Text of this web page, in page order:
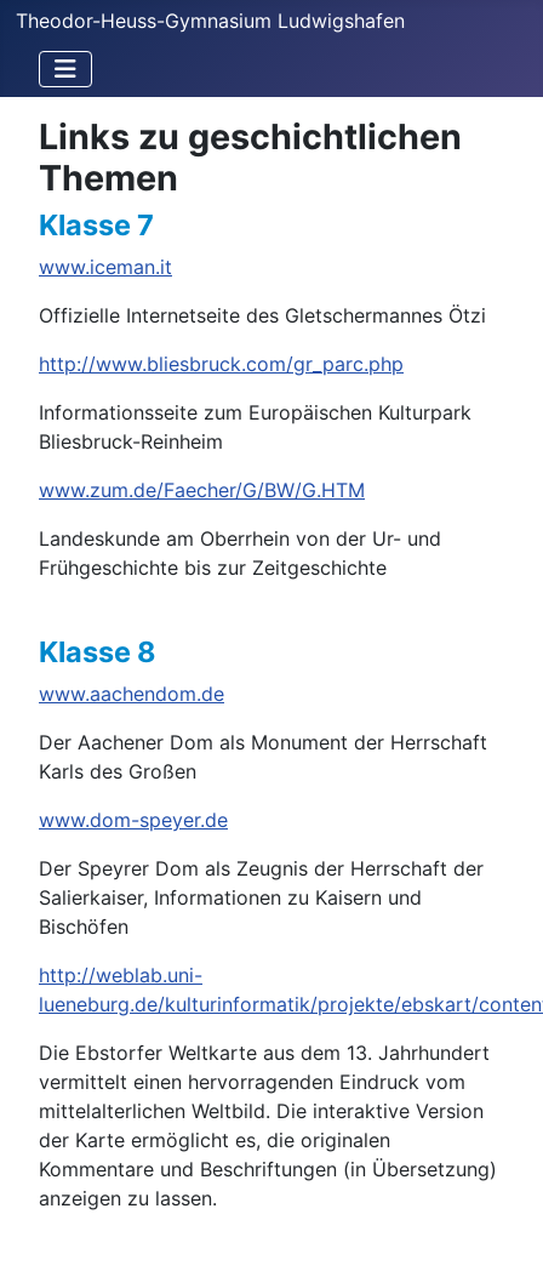
Theodor-Heuss-Gymnasium Ludwigshafen
Links zu geschichtlichen
Themen
Klasse 7
www.iceman.it
Offizielle Internetseite des Gletschermannes Ötzi
http://www.bliesbruck.com/gr_parc.php
Informationsseite zum Europäischen Kulturpark
Bliesbruck-Reinheim
www.zum.de/Faecher/G/BW/G.HTM
Landeskunde am Oberrhein von der Ur- und
Frühgeschichte bis zur Zeitgeschichte
Klasse 8
www.aachendom.de
Der Aachener Dom als Monument der Herrschaft
Karls des Großen
www.dom-speyer.de
Der Speyrer Dom als Zeugnis der Herrschaft der
Salierkaiser, Informationen zu Kaisern und
Bischöfen
http://weblab.uni-
lueneburg.de/kulturinformatik/projekte/ebskart/
Die Ebstorfer Weltkarte aus dem 13. Jahrhundert
vermittelt einen hervorragenden Eindruck vom
mittelalterlichen Weltbild. Die interaktive Version
der Karte ermöglicht es, die originalen
Kommentare und Beschriftungen (in Übersetzung)
anzeigen zu lassen.